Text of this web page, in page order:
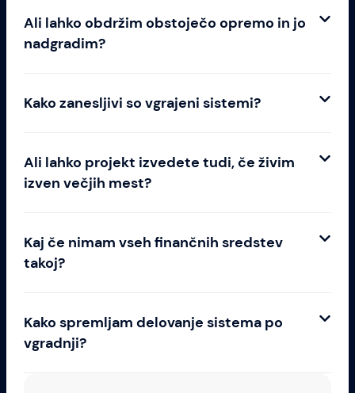
Ali lahko obdržim obstoječo opremo in jo
nadgradim?
Kako zanesljivi so vgrajeni sistemi?
Ali lahko projekt izvedete tudi, če živim
izven večjih mest?
Kaj če nimam vseh finančnih sredstev
takoj?
Kako spremljam delovanje sistema po
vgradnji?